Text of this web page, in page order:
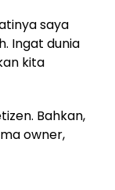
saya
Ingat dunia
kita
Bahkan,
owner,